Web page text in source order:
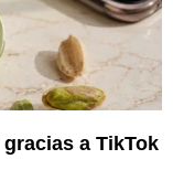
a TikTok